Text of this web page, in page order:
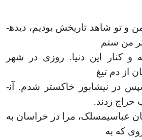
و تو شاهد تاریخش بودیم، دیده­
من ستم
کنار این دنیا. روزی در شهر
از دم تیغ
در نیشابور خاکستر شدم. آن­
حراج زدند.
عباسی­مسلک، مرا در خراسان به
که به